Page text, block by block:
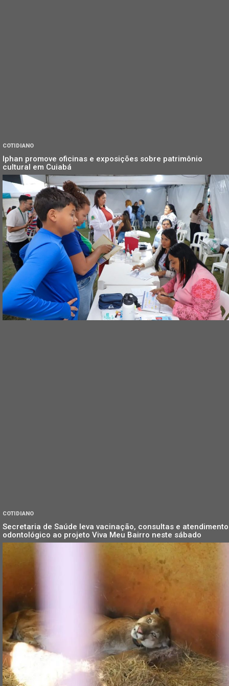
COTIDIANO
Iphan promove oficinas e exposições sobre patrimônio
cultural em Cuiabá
COTIDIANO
Secretaria de Saúde leva vacinação, consultas e atendimento
odontológico ao projeto Viva Meu Bairro neste sábado